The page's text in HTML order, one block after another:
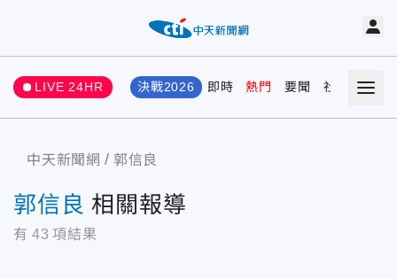
LIVE 24HR 決戰2026 即時 熱門 要聞 社會 娛樂
中天新聞網 郭信良
郭信良 相關報導
有 43 項結果